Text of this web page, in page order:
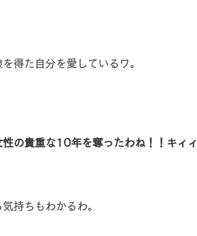
を得た自分を愛しているワ。
性の貴重な10年を奪ったわね！！キィィ
気持ちもわかるわ。